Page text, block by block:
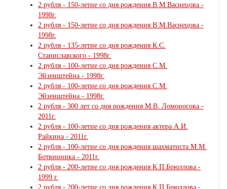
2 рубля - 150-летие со дня рождения В.М.Васнецова -
1998г.
2 рубля - 150-летие со дня рождения В.М.Васнецова -
1998г.
2 рубля - 135-летие со дня рождения К.С.
Станиславского - 1998г.
2 рубля - 100-летие со дня рождения С.М.
Эйзенштейна - 1998г.
2 рубля - 100-летие со дня рождения С.М.
Эйзенштейна - 1998г.
2 рубля - 300 лет со дня рождения М.В. Ломоносова -
2011г.
2 рубля - 100-летие со дня рождения актера А.И.
Райкина - 2011г.
2 рубля - 100-летие со дня рождения шахматиста М.М.
Ботвинника - 2011г.
2 рубля - 200-летие со дня рождения К.П.Брюллова -
1999 г.
2 рубля - 200-летие со дня рождения К.П.Брюллова -